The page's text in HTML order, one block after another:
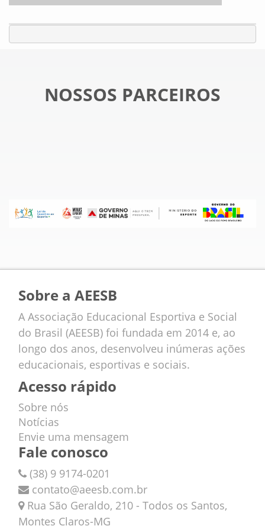
NOSSOS PARCEIROS
Sobre a AEESB
A Associação Educacional Esportiva e Social
do Brasil (AEESB) foi fundada em 2014 e, ao
longo dos anos, desenvolveu inúmeras ações
educacionais, esportivas e sociais.
Acesso rápido
Sobre nós
Notícias
Envie uma mensagem
Fale conosco
(38) 9 9174-0201
contato@aeesb.com.br
Rua São Geraldo, 210 - Todos os Santos,
Montes Claros-MG